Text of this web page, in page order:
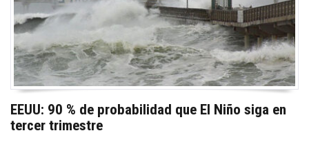
EEUU: 90 % de probabilidad que El Niño siga en
tercer trimestre